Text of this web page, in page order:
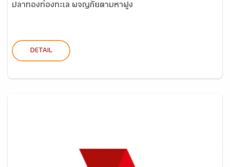
ปลาทองท่องทะเล ผจญภัยตามหาฝูง
DETAIL